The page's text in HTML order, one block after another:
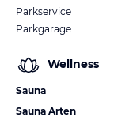
Parkservice
Parkgarage
Wellness
Sauna
Sauna Arten